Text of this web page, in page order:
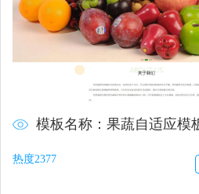
模板名称：果蔬自适应模
热度2377